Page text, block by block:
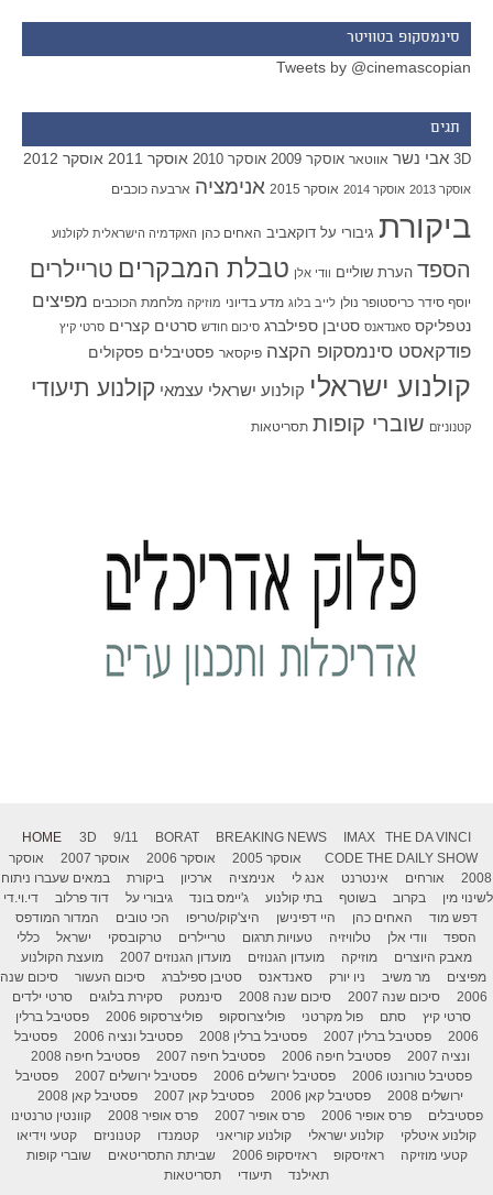
סינמסקופ בטוויטר
Tweets by @cinemascopian
תגים
3D אבי נשר אווטאר אוסקר 2009 אוסקר 2010 אוסקר 2011 אוסקר 2012
אוסקר 2013 אוסקר 2014 אוסקר 2015 אנימציה ארבעה כוכבים
ביקורת גיבורי על דוקאביב האחים כהן האקדמיה הישראלית לקולנוע
הספד הערת שוליים וודי אלן טבלת המבקרים טריילרים
יוסף סידר כריסטופר נולן לייב בלוג מדע בדיוני מוזיקה מלחמת הכוכבים מפיצים
נטפליקס סאנדאנס סטיבן ספילברג סיכום חודש סרטים קצרים סרטי קיץ
פודקאסט סינמסקופ הקצה פיקסאר פסטיבלים פסקולים
קולנוע ישראלי קולנוע ישראלי עצמאי קולנוע תיעודי
קטנוניזם שוברי קופות תסריטאות
HOME 3D 9/11 BORAT BREAKING NEWS IMAX
THE DA VINCI
CODE THE DAILY SHOW אוסקר 2005 אוסקר 2006 אוסקר 2007
אוסקר
2008
אורחים אינטרנט אנג לי אנימציה ארכיון ביקורת
במאים שעברו ניתוח
לשינוי מין
בקרוב בשוטף בתי קולנוע ג'יימס בונד גיבורי על דוד פרלוב
די.וי.די
דפש מוד
האחים כהן היי דפינישן היצ'קוק/טריפו הכי טובים
המדור המודפס
הספד
וודי אלן טלוויזיה טעויות תרגום טריילרים טרקובסקי ישראל
כללי
מאבק היוצרים
מוזיקה מועדון הגנוזים מועדון הגנוזים 2007
מועצת הקולנוע
מפיצים
מר משיב ניו יורק סאנדאנס סטיבן ספילברג סיכום העשור
סיכום שנה
2006
סיכום שנה 2007 סיכום שנה 2008 סינמטק סקירת בלוגים
סרטי ילדים
סרטי קיץ
סתם פול מקרטני פוליצרוסקופ פוליצרסקופ 2006
פסטיבל ברלין
2006
פסטיבל ברלין 2007 פסטיבל ברלין 2008 פסטיבל ונציה 2006
פסטיבל
ונציה 2007
פסטיבל חיפה 2006 פסטיבל חיפה 2007
פסטיבל חיפה 2008
פסטיבל טורונטו 2006
פסטיבל ירושלים 2006 פסטיבל ירושלים 2007
פסטיבל
ירושלים 2008
פסטיבל קאן 2006 פסטיבל קאן 2007
פסטיבל קאן 2008
פסטיבלים
פרס אופיר 2006 פרס אופיר 2007 פרס אופיר 2008
קוונטין טרנטינו
קולנוע איטלקי
קולנוע ישראלי קולנוע קוריאני קטמנדו קטנוניזם
קטעי וידיאו
קטעי מוזיקה
ראזיסקופ ראזיסקופ 2006 שביתת התסריטאים
שוברי קופות
תאילנד
תיעודי תסריטאות